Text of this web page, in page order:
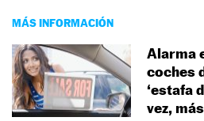
MÁS INFORMACIÓN
Alarma
coches
‘estafa
vez,